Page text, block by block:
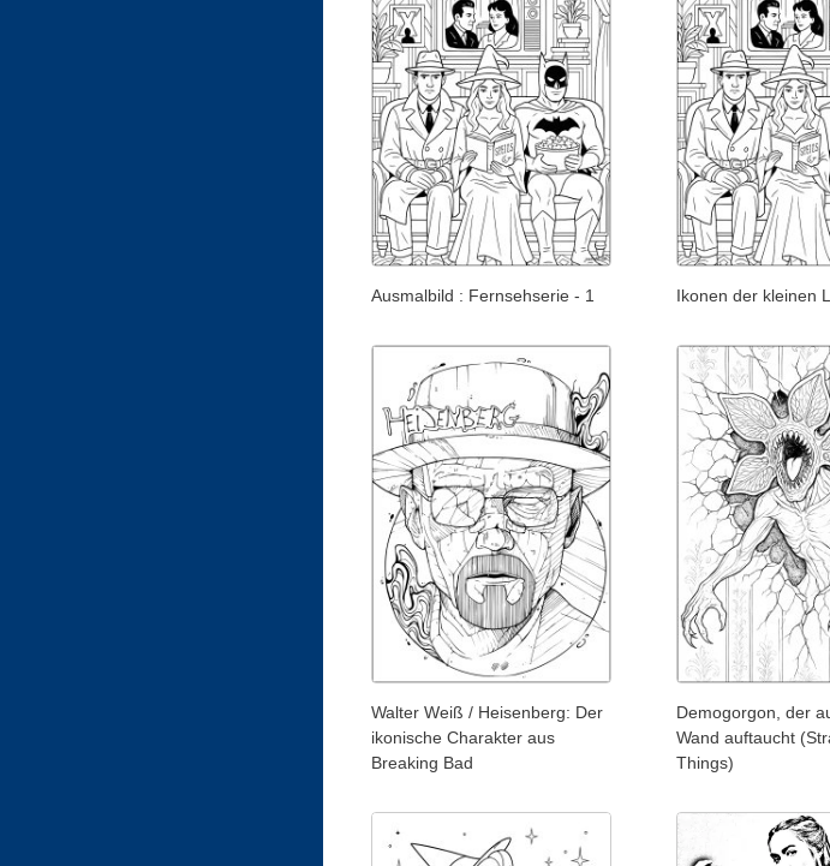
Ausmalbild : Fernsehserie - 1 Ikonen der kleinen
Walter Weiß / Heisenberg: Der
ikonische Charakter aus
Breaking Bad
Demogorgon, der
Wand auftaucht
Things)